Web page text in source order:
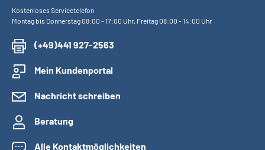
Kostenloses Servicetelefon
Montag bis Donnerstag 08:00 - 17:00 Uhr, Freitag 08:00 - 14:00 Uhr
(+49)441 927-2563
Mein Kundenportal
Nachricht schreiben
Beratung
Alle Kontaktmöglichkeiten